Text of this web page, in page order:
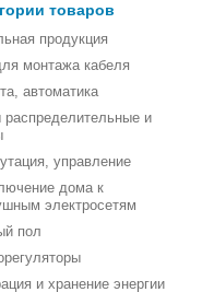
товаров
продукция
монтажа кабеля
автоматика
и
управление
дома к
электросетям
пол
и хранение энергии